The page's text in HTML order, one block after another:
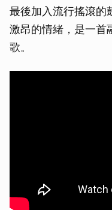
最後加入流行搖滾的
激昂的情緒，是一首
歌。